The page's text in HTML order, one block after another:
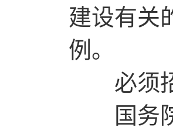
建设有关
例。
必须招
国务院